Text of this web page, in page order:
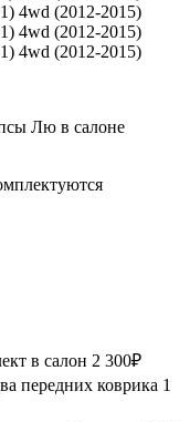
Лю в салоне
в салон 2 300₽
передних коврика 1